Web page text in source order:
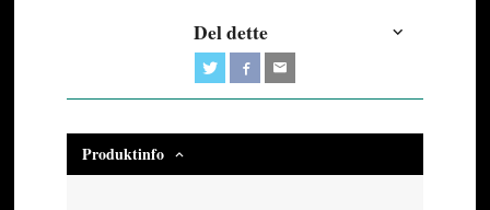
Del dette
Produktinfo